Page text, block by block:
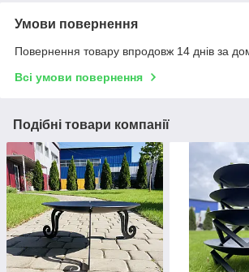
Умови повернення
Повернення товару впродовж 14 днів за
Всі умови повернення
Подібні товари компанії